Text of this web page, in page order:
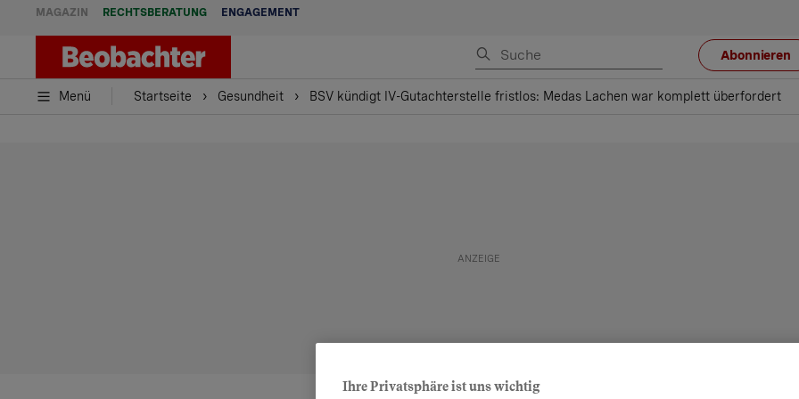
MAGAZIN RECHTSBERATUNG ENGAGEMENT
Abonnieren
Menü Startseite Gesundheit BSV kündigt IV-Gutachterstelle fristlos: Medas Lachen war komplett überfordert
Ihre Privatsphäre ist uns wichtig